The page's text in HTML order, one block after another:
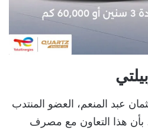
عبد المنعم، العضو المنتدب
بأن هذا التعاون مع مصرف